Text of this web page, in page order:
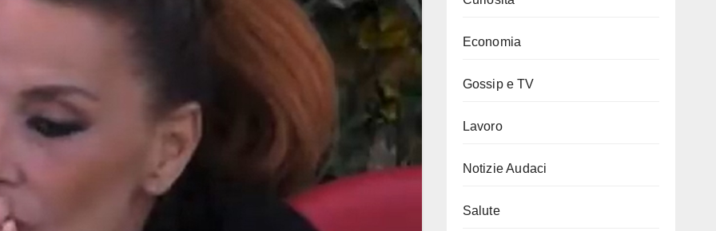
Economia
Gossip e TV
Lavoro
Notizie Audaci
Salute